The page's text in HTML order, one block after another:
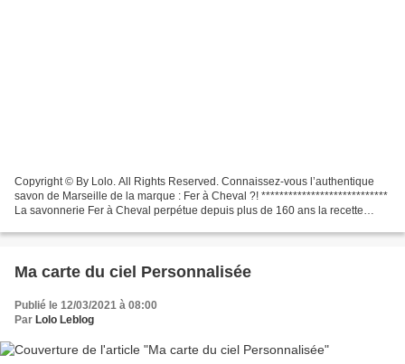
Copyright © By Lolo. All Rights Reserved. Connaissez-vous l’authentique
savon de Marseille de la marque : Fer à Cheval ?! ****************************
La savonnerie Fer à Cheval perpétue depuis plus de 160 ans la recette
Ma carte du ciel Personnalisée
Publié le 12/03/2021 à 08:00
Par Lolo Leblog